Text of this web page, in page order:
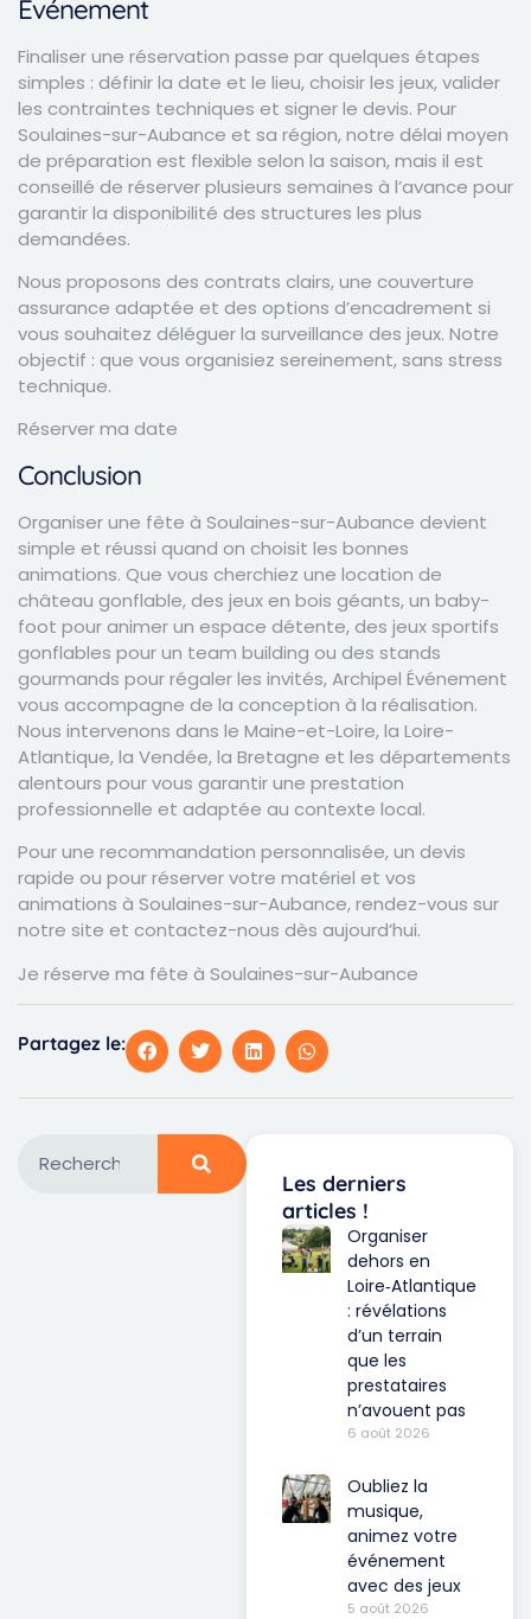
Événement
Finaliser une réservation passe par quelques étapes
simples : définir la date et le lieu, choisir les jeux, valider
les contraintes techniques et signer le devis. Pour
Soulaines-sur-Aubance et sa région, notre délai moyen
de préparation est flexible selon la saison, mais il est
conseillé de réserver plusieurs semaines à l’avance pour
garantir la disponibilité des structures les plus
demandées.
Nous proposons des contrats clairs, une couverture
assurance adaptée et des options d’encadrement si
vous souhaitez déléguer la surveillance des jeux. Notre
objectif : que vous organisiez sereinement, sans stress
technique.
Réserver ma date
Conclusion
Organiser une fête à Soulaines-sur-Aubance devient
simple et réussi quand on choisit les bonnes
animations. Que vous cherchiez une location de
château gonflable, des jeux en bois géants, un baby-
foot pour animer un espace détente, des jeux sportifs
gonflables pour un team building ou des stands
gourmands pour régaler les invités, Archipel Événement
vous accompagne de la conception à la réalisation.
Nous intervenons dans le Maine-et-Loire, la Loire-
Atlantique, la Vendée, la Bretagne et les départements
alentours pour vous garantir une prestation
professionnelle et adaptée au contexte local.
Pour une recommandation personnalisée, un devis
rapide ou pour réserver votre matériel et vos
animations à Soulaines-sur-Aubance, rendez-vous sur
notre site et contactez-nous dès aujourd’hui.
Je réserve ma fête à Soulaines-sur-Aubance
Partagez le:
Les derniers
articles !
Organiser
dehors en
Loire‑Atlantique
: révélations
d’un terrain
que les
prestataires
n’avouent pas
6 août 2026
Oubliez la
musique,
animez votre
événement
avec des jeux
5 août 2026